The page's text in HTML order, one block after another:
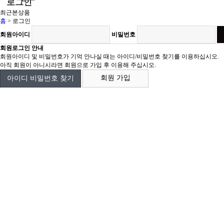
최근본상품
홈 > 로그인
로그인
회원아이디 비밀번호
회원로그인 안내
회원아이디 및 비밀번호가 기억 안나실 때는 아이디/비밀번호 찾기를 이용하십시오.
아직 회원이 아니시라면 회원으로 가입 후 이용해 주십시오.
아이디 비밀번호 찾기 회원 가입